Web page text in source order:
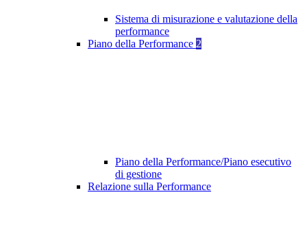
Sistema di misurazione e valutazione della
performance
Piano della Performance 2
Piano della Performance/Piano esecutivo
di gestione
Relazione sulla Performance